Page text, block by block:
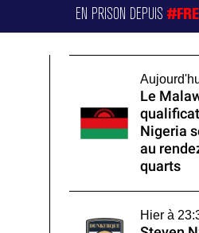
EN PRISON DEPUIS
Le
Nigeria
au
quarts
Hier à